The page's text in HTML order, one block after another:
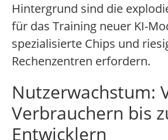
Hintergrund sind die
für das Training neuer KI-
spezialisierte Chips und
Rechenzentren erfordern.
Nutzerwachstum:
Verbrauchern bis
Entwicklern